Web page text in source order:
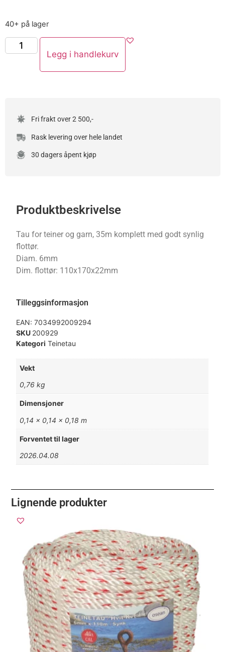
40+ på lager
Legg i handlekurv
Fri frakt over 2 500,-
Rask levering over hele landet
30 dagers åpent kjøp
Produktbeskrivelse
Tau for teiner og garn, 35m komplett med godt synlig
flottør.
Diam. 6mm
Dim. flottør: 110x170x22mm
Tilleggsinformasjon
EAN:7034992009294
SKU 200929
Kategori Teinetau
Vekt
0,76 kg
Dimensjoner
0,14 × 0,14 × 0,18 m
Forventet til lager
2026.04.08
Lignende produkter